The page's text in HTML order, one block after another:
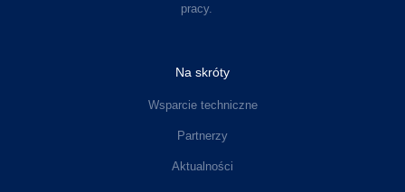
pracy.
Na skróty
Wsparcie techniczne
Partnerzy
Aktualności